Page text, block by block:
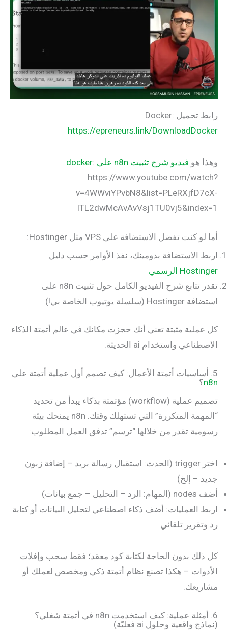
رابط تحميل Docker:
https://epreneurs.link/DownloadDocker
وهذا هو فيديو شرح تثبيت n8n على docker
:
https://www.youtube.com/watch?
v=4WWviYPvbN8&list=PLeRXjfD7cX-
ITL2dwMcAvAvVsj1TU0vj5&index=1
أما لو كنت تفضل الاستضافة على VPS مثل Hostinger:
اربط الاستضافة بدومينك، نفذ الأوامر حسب دليل
Hostinger الرسمي
تقدر تتابع شرح الفيديو الكامل حول تثبيت n8n على
استضافة Hostinger (سلسلة يوتيوب الخاصة بي!)
كل عملية مثبتة تعني أنك حجزت مكانك في عالم أتمتة الذكاء
الاصطناعي واستخدام ai الحديثة.
5. أساسيات أتمتة الأعمال: كيف تصمم أول عملية أتمتة على
n8n؟
تصميم عملية (workflow) مؤتمتة بذكاء يبدأ من تحديد
“المهمة المتكررة” التي تستهلك وقتك. n8n يمنحك بيئة
رسومية تقدر من خلالها “ترسم” تدفق العمل المطلوب:
اختر trigger (الحدث: استقبال رسالة بريد – إضافة زبون
جديد – إلخ)
أضف nodes (المهام: الرد – التحليل – جمع بيانات)
اربط العمليات: أضف ذكاء اصطناعي لتحليل البيانات أو كتابة
رد وتقرير تلقائي
كل ذلك بدون الحاجة لكتابة كود معقد؛ فقط سحب وإفلات
الأدوات – هكذا تصنع نظام أتمتة ذكي ومخصص لعملك أو
مشاريعك.
6. أمثلة عملية: كيف استخدمت n8n في أتمتة شغلي؟
(نماذج واقعية وحلول ai فعليّة)